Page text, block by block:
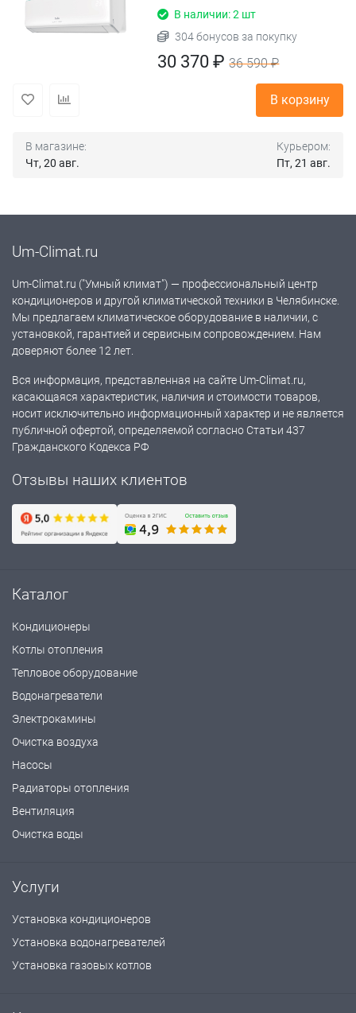
В наличии: 2 шт
304 бонусов за покупку
30 370 ₽36 590 ₽
В корзину
В магазине:
Чт, 20 авг.
Курьером:
Пт, 21 авг.
Um-Climat.ru
Um-Climat.ru ("Умный климат") — профессиональный центр
кондиционеров и другой климатической техники в Челябинске.
Мы предлагаем климатическое оборудование в наличии, с
установкой, гарантией и сервисным сопровождением. Нам
доверяют более 12 лет.
Вся информация, представленная на сайте Um-Climat.ru,
касающаяся характеристик, наличия и стоимости товаров,
носит исключительно информационный характер и не является
публичной офертой, определяемой согласно Статьи 437
Гражданского Кодекса РФ
Отзывы наших клиентов
Каталог
Кондиционеры
Котлы отопления
Тепловое оборудование
Водонагреватели
Электрокамины
Очистка воздуха
Насосы
Радиаторы отопления
Вентиляция
Очистка воды
Услуги
Установка кондиционеров
Установка водонагревателей
Установка газовых котлов